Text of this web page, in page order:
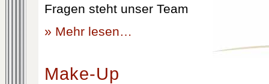
Fragen steht unser Team
» Mehr lesen…
Make-Up